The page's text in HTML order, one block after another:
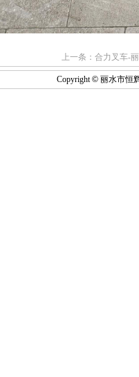
上一条：合力叉车-
Copyright © 丽水市恒